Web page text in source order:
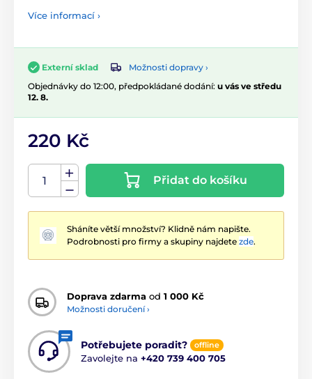
Více informací ›
Externí sklad
Možnosti dopravy ›
Objednávky do 12:00, předpokládané dodání: u vás ve středu
12. 8.
220 Kč
Přidat do košíku
Sháníte větší množství? Klidně nám napište.
Podrobnosti pro firmy a skupiny najdete zde.
Doprava zdarma od 1 000 Kč
Možnosti doručení ›
Potřebujete poradit? offline
Zavolejte na +420 739 400 705